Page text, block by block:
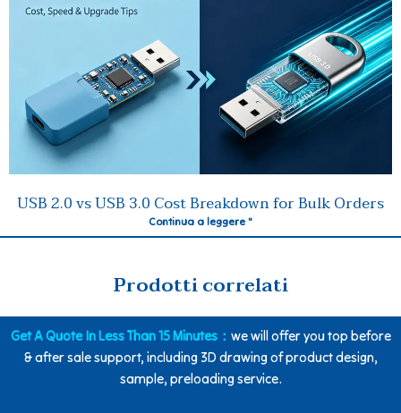
USB 2.0 vs USB 3.0 Cost Breakdown for Bulk Orders
Continua a leggere "
Prodotti correlati
Get A Quote In Less Than 15 Minutes： we will offer you top before
& after sale support, including 3D drawing of product design,
sample, preloading service.